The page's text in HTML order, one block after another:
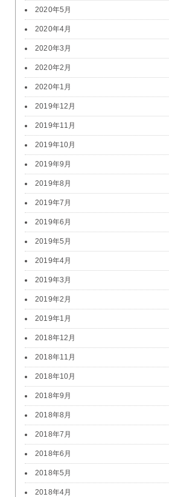
2020年5月
2020年4月
2020年3月
2020年2月
2020年1月
2019年12月
2019年11月
2019年10月
2019年9月
2019年8月
2019年7月
2019年6月
2019年5月
2019年4月
2019年3月
2019年2月
2019年1月
2018年12月
2018年11月
2018年10月
2018年9月
2018年8月
2018年7月
2018年6月
2018年5月
2018年4月